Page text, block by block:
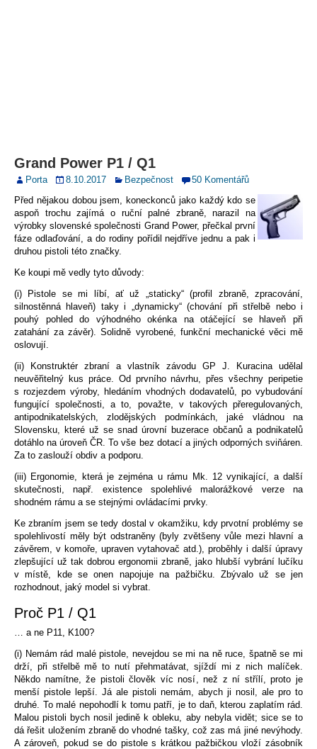
Grand Power P1 / Q1
Porta 8.10.2017 Bezpečnost
50 Komentářů
Před nějakou dobou jsem, koneckonců jako každý kdo se
aspoň trochu zajímá o ruční palné zbraně, narazil na
výrobky slovenské společnosti Grand Power, přečkal první
fáze odlaďování, a do rodiny pořídil nejdříve jednu a pak i
druhou pistoli této značky.
Ke koupi mě vedly tyto důvody:
(i) Pistole se mi líbí, ať už „staticky“ (profil zbraně, zpracování,
silnostěnná hlaveň) taky i „dynamicky“ (chování při střelbě nebo i
pouhý pohled do výhodného okénka na otáčející se hlaveň při
zatahání za závěr). Solidně vyrobené, funkční mechanické věci mě
oslovují.
(ii) Konstruktér zbraní a vlastník závodu GP J. Kuracina udělal
neuvěřitelný kus práce. Od prvního návrhu, přes všechny peripetie
s rozjezdem výroby, hledáním vhodných dodavatelů, po vybudování
fungující společnosti, a to, považte, v takových přeregulovaných,
antipodnikatelských, zlodějských podmínkách, jaké vládnou na
Slovensku, které už se snad úrovní buzerace občanů a podnikatelů
dotáhlo na úroveň ČR. To vše bez dotací a jiných odporných sviňáren.
Za to zaslouží obdiv a podporu.
(iii) Ergonomie, která je zejména u rámu Mk. 12 vynikající, a další
skutečnosti, např. existence spolehlivé malorážkové verze na
shodném rámu a se stejnými ovládacími prvky.
Ke zbraním jsem se tedy dostal v okamžiku, kdy prvotní problémy se
spolehlivostí měly být odstraněny (byly zvětšeny vůle mezi hlavní a
závěrem, v komoře, upraven vytahovač atd.), proběhly i další úpravy
zlepšující už tak dobrou ergonomii zbraně, jako hlubší vybrání lučíku
v místě, kde se onen napojuje na pažbičku. Zbývalo už se jen
rozhodnout, jaký model si vybrat.
Proč P1 / Q1
… a ne P11, K100?
(i) Nemám rád malé pistole, nevejdou se mi na ně ruce, špatně se mi
drží, při střelbě mě to nutí přehmatávat, sjíždí mi z nich malíček.
Někdo namítne, že pistoli člověk víc nosí, než z ní střílí, proto je
menší pistole lepší. Já ale pistoli nemám, abych ji nosil, ale pro to
druhé. To malé nepohodlí k tomu patří, je to daň, kterou zaplatím rád.
Malou pistoli bych nosil jedině k obleku, aby nebyla vidět; sice se to
dá řešit uložením zbraně do vhodné tašky, což zas má jiné nevýhody.
A zároveň, pokud se do pistole s krátkou pažbičkou vloží zásobník